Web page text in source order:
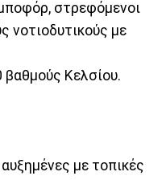
στρεφόμενοι
νοτιοδυτικούς με
Κελσίου.
με τοπικές